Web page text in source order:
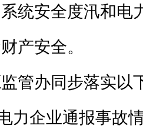
统安全度汛和电
产安全。
管办同步落实以
力企业通报事故